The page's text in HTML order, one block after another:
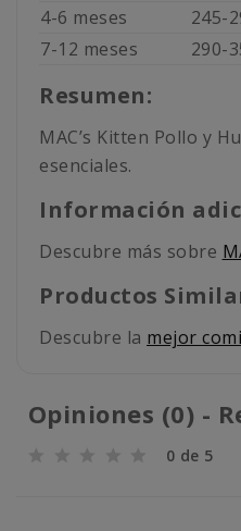
4-6 meses
245-
7-12 meses
290-
Resumen:
MAC’s Kitten Pollo y
esenciales.
Información
Descubre más sobre
Productos
Descubre la mejor
Opiniones (0) -
0 de 5